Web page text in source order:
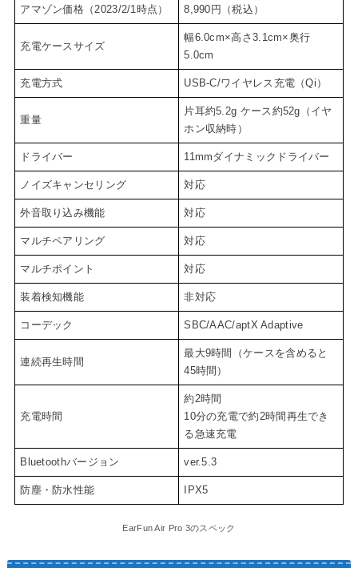
アマゾン価格（2023/2/1時点） 8,990円（税込）
充電ケースサイズ
幅6.0cm×高さ3.1cm×奥行
5.0cm
充電方式 USB-C/ワイヤレス充電（Qi）
重量
片耳約5.2g ケース約52g（イヤ
ホン収納時）
ドライバー 11mmダイナミックドライバー
ノイズキャンセリング 対応
外音取り込み機能 対応
マルチペアリング 対応
マルチポイント 対応
装着検知機能 非対応
コーデック SBC/AAC/aptX Adaptive
連続再生時間
最大9時間（ケースを含めると
45時間）
充電時間
約2時間
10分の充電で約2時間再生でき
る急速充電
Bluetoothバージョン ver.5.3
防塵・防水性能 IPX5
EarFun Air Pro 3のスペック